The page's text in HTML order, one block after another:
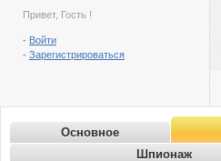
Привет, Гость !
- Войти
- Зарегистрироваться
Основное
Шпионаж